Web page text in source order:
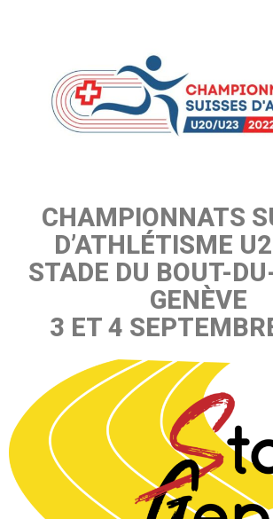
CHAMPIONNATS
D’ATHLÉTISME
STADE DU BOUT-
GENÈVE
3 ET 4